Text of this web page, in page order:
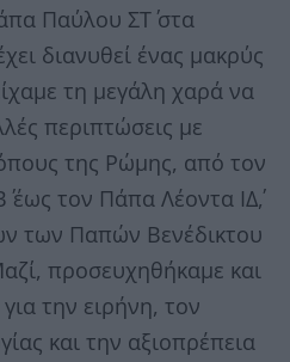
Παύλου ΣΤ΄ στα
διανυθεί ένας μακρύς
τη μεγάλη χαρά να
περιπτώσεις με
της Ρώμης, από τον
τον Πάπα Λέοντα ΙΔ΄,
των Παπών Βενέδικτου
προσευχηθήκαμε και
την ειρήνη, τον
και την αξιοπρέπεια